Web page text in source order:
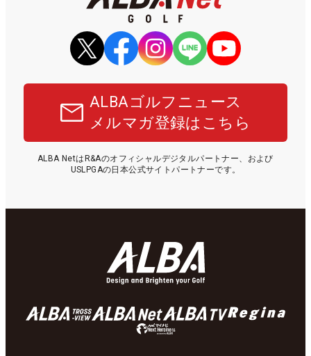
ALBAゴルフニュース
メルマガ登録はこちら
ALBA NetはR&Aのオフィシャルデジタルパートナー、および
USLPGAの日本公式サイトパートナーです。